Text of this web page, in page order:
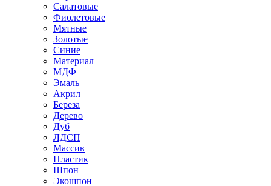
Салатовые
Фиолетовые
Мятные
Золотые
Синие
Материал
МДФ
Эмаль
Акрил
Береза
Дерево
Дуб
ЛДСП
Массив
Пластик
Шпон
Экошпон